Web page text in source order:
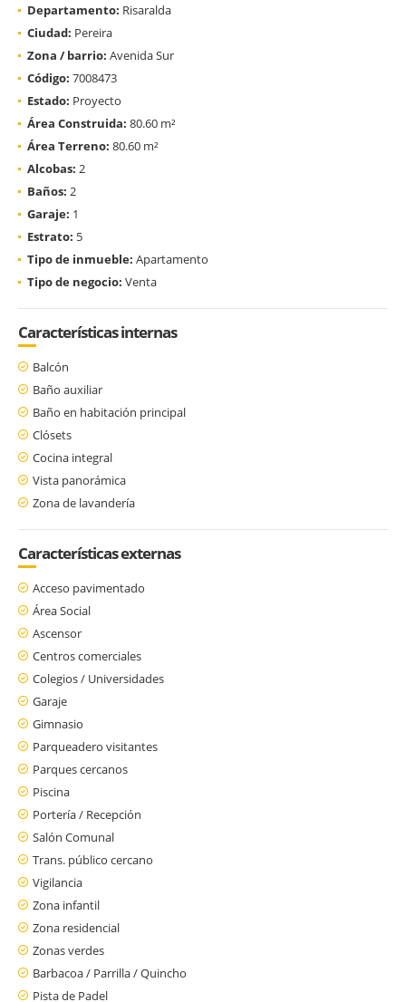
Departamento: Risaralda
Ciudad: Pereira
Zona / barrio: Avenida Sur
Código: 7008473
Estado: Proyecto
Área Construida: 80.60 m²
Área Terreno: 80.60 m²
Alcobas: 2
Baños: 2
Garaje: 1
Estrato: 5
Tipo de inmueble: Apartamento
Tipo de negocio: Venta
Características internas
Balcón
Baño auxiliar
Baño en habitación principal
Clósets
Cocina integral
Vista panorámica
Zona de lavandería
Características externas
Acceso pavimentado
Área Social
Ascensor
Centros comerciales
Colegios / Universidades
Garaje
Gimnasio
Parqueadero visitantes
Parques cercanos
Piscina
Portería / Recepción
Salón Comunal
Trans. público cercano
Vigilancia
Zona infantil
Zona residencial
Zonas verdes
Barbacoa / Parrilla / Quincho
Pista de Padel